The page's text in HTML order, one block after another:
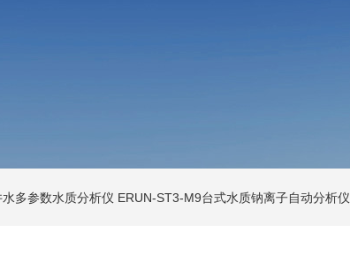
多参数水质分析仪 ERUN-ST3-M9台式水质钠离子自动分析仪